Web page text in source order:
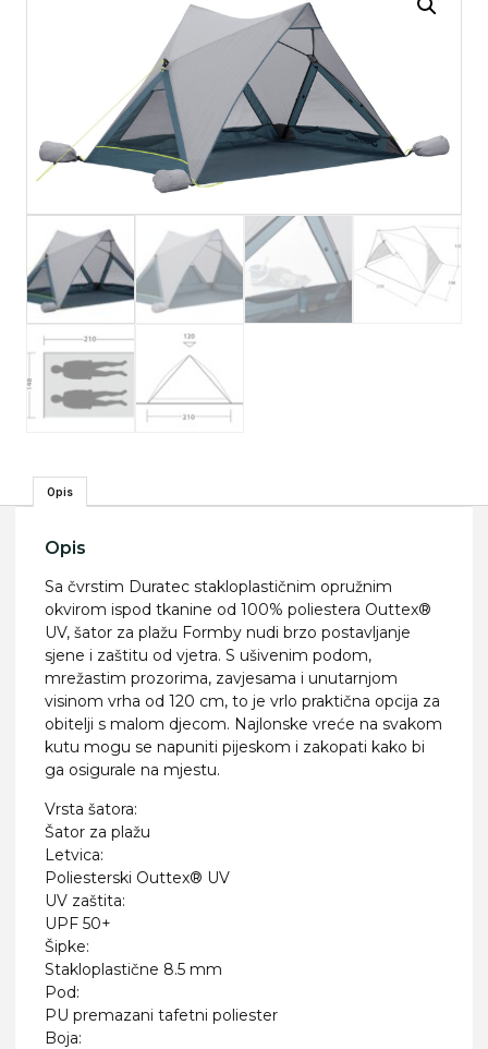
Opis
Opis
Sa čvrstim Duratec stakloplastičnim opružnim
okvirom ispod tkanine od 100% poliestera Outtex®
UV, šator za plažu Formby nudi brzo postavljanje
sjene i zaštitu od vjetra. S ušivenim podom,
mrežastim prozorima, zavjesama i unutarnjom
visinom vrha od 120 cm, to je vrlo praktična opcija za
obitelji s malom djecom. Najlonske vreće na svakom
kutu mogu se napuniti pijeskom i zakopati kako bi
ga osigurale na mjestu.
Vrsta šatora:
Šator za plažu
Letvica:
Poliesterski Outtex® UV
UV zaštita:
UPF 50+
Šipke:
Stakloplastične 8.5 mm
Pod:
PU premazani tafetni poliester
Boja: